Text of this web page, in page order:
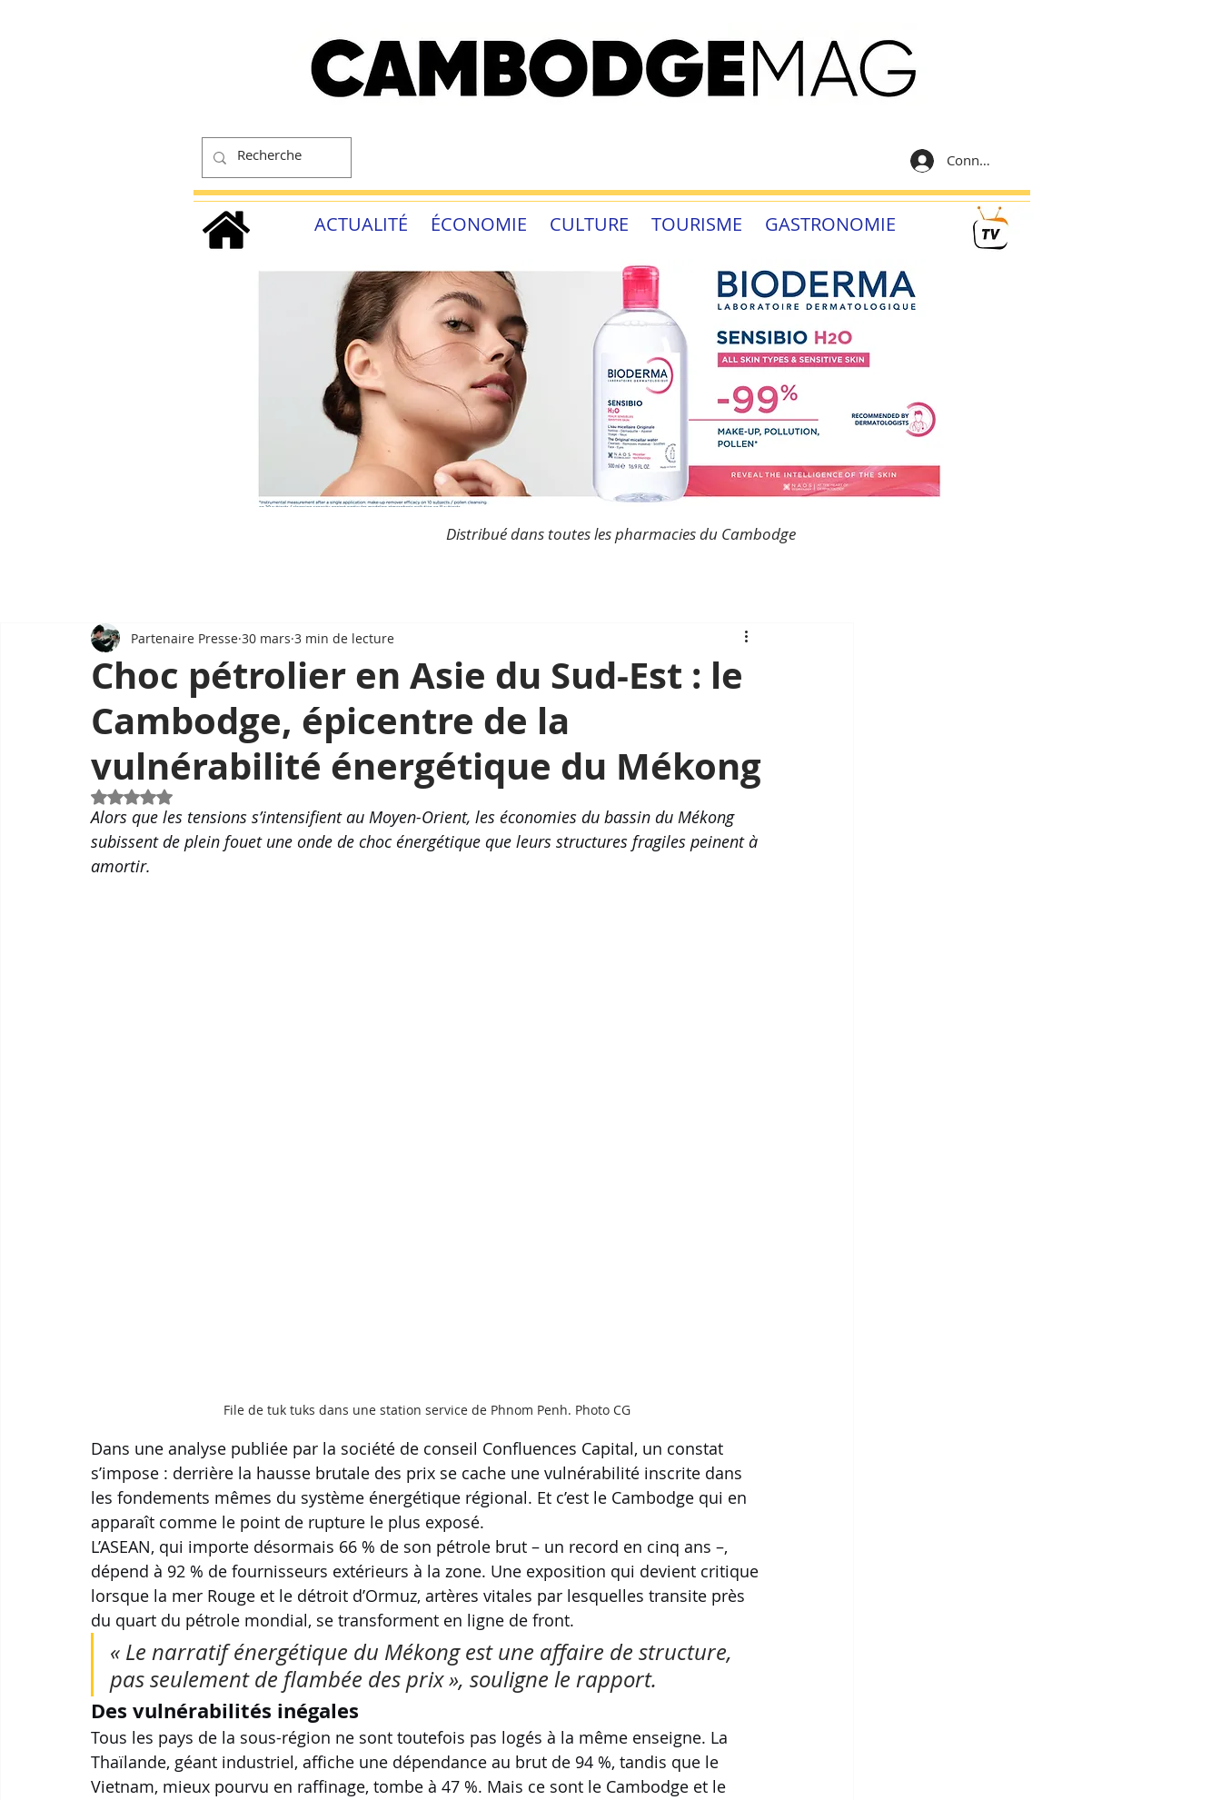
Connexion
ACTUALITÉ ÉCONOMIE CULTURE TOURISME GASTRONOMIE
Distribué dans toutes les pharmacies du Cambodge
Choc pétrolier en Asie du Sud-Est : le
Cambodge, épicentre de la
vulnérabilité énergétique du Mékong
Partenaire Presse 30 mars 3 min de lecture
Noté NaN étoiles sur 5.
Alors que les tensions s’intensifient au Moyen-Orient, les économies du bassin du Mékong
subissent de plein fouet une onde de choc énergétique que leurs structures fragiles peinent à
amortir.
File de tuk tuks dans une station service de Phnom Penh. Photo CG
Dans une analyse publiée par la société de conseil Confluences Capital, un constat
s’impose : derrière la hausse brutale des prix se cache une vulnérabilité inscrite dans
les fondements mêmes du système énergétique régional. Et c’est le Cambodge qui en
apparaît comme le point de rupture le plus exposé.
L’ASEAN, qui importe désormais 66 % de son pétrole brut – un record en cinq ans –,
dépend à 92 % de fournisseurs extérieurs à la zone. Une exposition qui devient critique
lorsque la mer Rouge et le détroit d’Ormuz, artères vitales par lesquelles transite près
du quart du pétrole mondial, se transforment en ligne de front.
« Le narratif énergétique du Mékong est une affaire de structure,
pas seulement de flambée des prix », souligne le rapport.
Des vulnérabilités inégales
Tous les pays de la sous-région ne sont toutefois pas logés à la même enseigne. La
Thaïlande, géant industriel, affiche une dépendance au brut de 94 %, tandis que le
Vietnam, mieux pourvu en raffinage, tombe à 47 %. Mais ce sont le Cambodge et le